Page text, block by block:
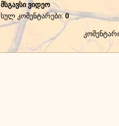
მსგავსი ვიდეო
სულ კომენტარები:0